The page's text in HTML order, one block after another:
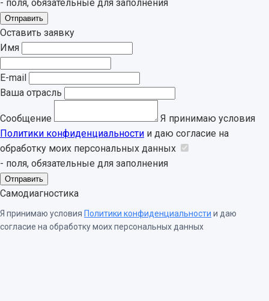
- поля, обязательные для заполнения
Отправить
Оставить заявку
Имя
E-mail
Ваша отрасль
Сообщение
Я принимаю условия
Политики конфиденциальности и даю согласие на
обработку моих персональных данных
- поля, обязательные для заполнения
Отправить
Самодиагностика
Я принимаю условия Политики конфиденциальности и даю
согласие на обработку моих персональных данных